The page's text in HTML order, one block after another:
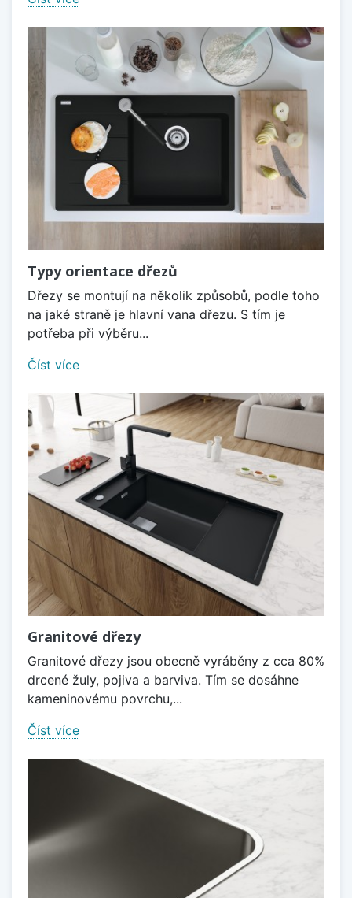
Typy orientace dřezů
Dřezy se montují na několik způsobů, podle toho
na jaké straně je hlavní vana dřezu. S tím je
potřeba při výběru...
Číst více
Granitové dřezy
Granitové dřezy jsou obecně vyráběny z cca 80%
drcené žuly, pojiva a barviva. Tím se dosáhne
kameninovému povrchu,...
Číst více